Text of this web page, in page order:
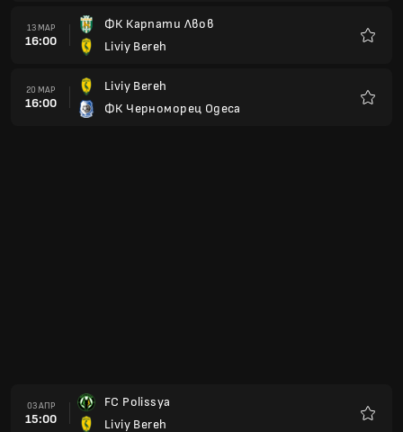
13 МАР
16:00
ФК Карпати Лвов
Liviy Bereh
20 МАР
16:00
Liviy Bereh
ФК Черноморец Одеса
03 АПР
15:00
FC Polissya
Liviy Bereh